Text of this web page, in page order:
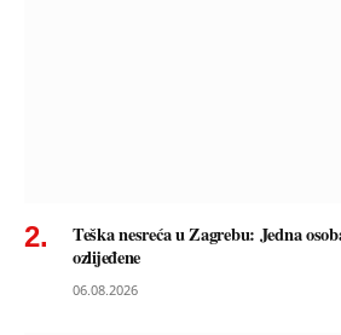
Teška nesreća u Zagrebu: Jedna
ozlijeđene
06.08.2026